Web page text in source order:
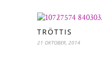
TRÖTTIS
21 OKTOBER, 2014